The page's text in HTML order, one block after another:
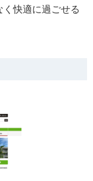
快適に過ごせる